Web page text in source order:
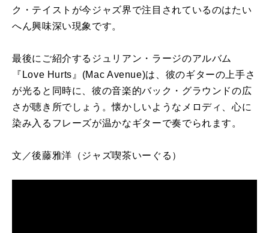
ク・テイストが今ジャズ界で注目されているのはたい
へん興味深い現象です。
最後にご紹介するジュリアン・ラージのアルバム
『Love Hurts』(Mac Avenue)は、彼のギターの上手さ
が光ると同時に、彼の音楽的バック・グラウンドの広
さが聴き所でしょう。懐かしいようなメロディ、心に
染み入るフレーズが温かなギターで奏でられます。
文／後藤雅洋 （ジャズ喫茶いーぐる）